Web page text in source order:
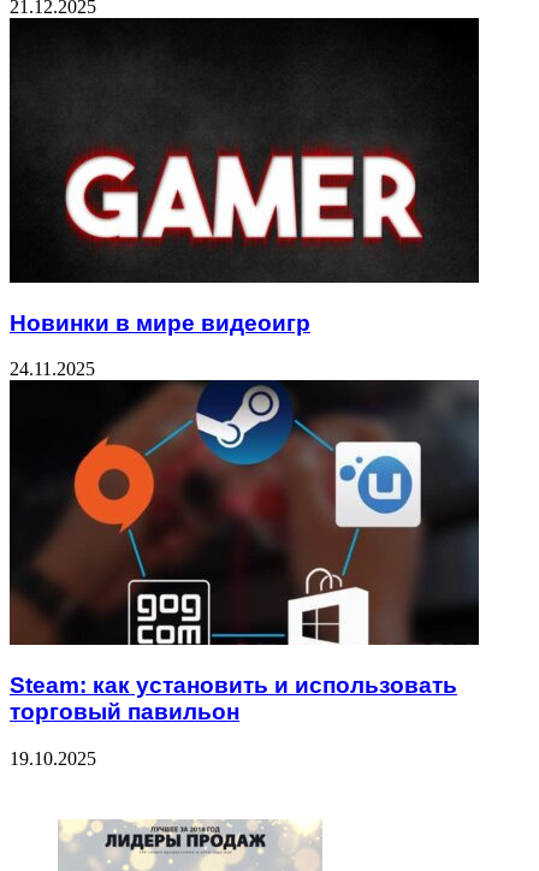
21.12.2025
Новинки в мире видеоигр
24.11.2025
Steam: как установить и использовать
торговый павильон
19.10.2025